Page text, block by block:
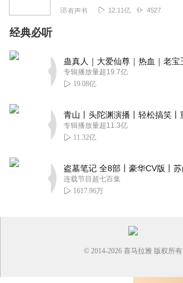
有声书 12.11亿 4527
经典必听
专辑播放量超19.7亿
19.08亿
专辑播放量超11.3亿
11.32亿
连载节目超七百集
1617.96万
© 2014-2026 喜马拉雅 版权所有